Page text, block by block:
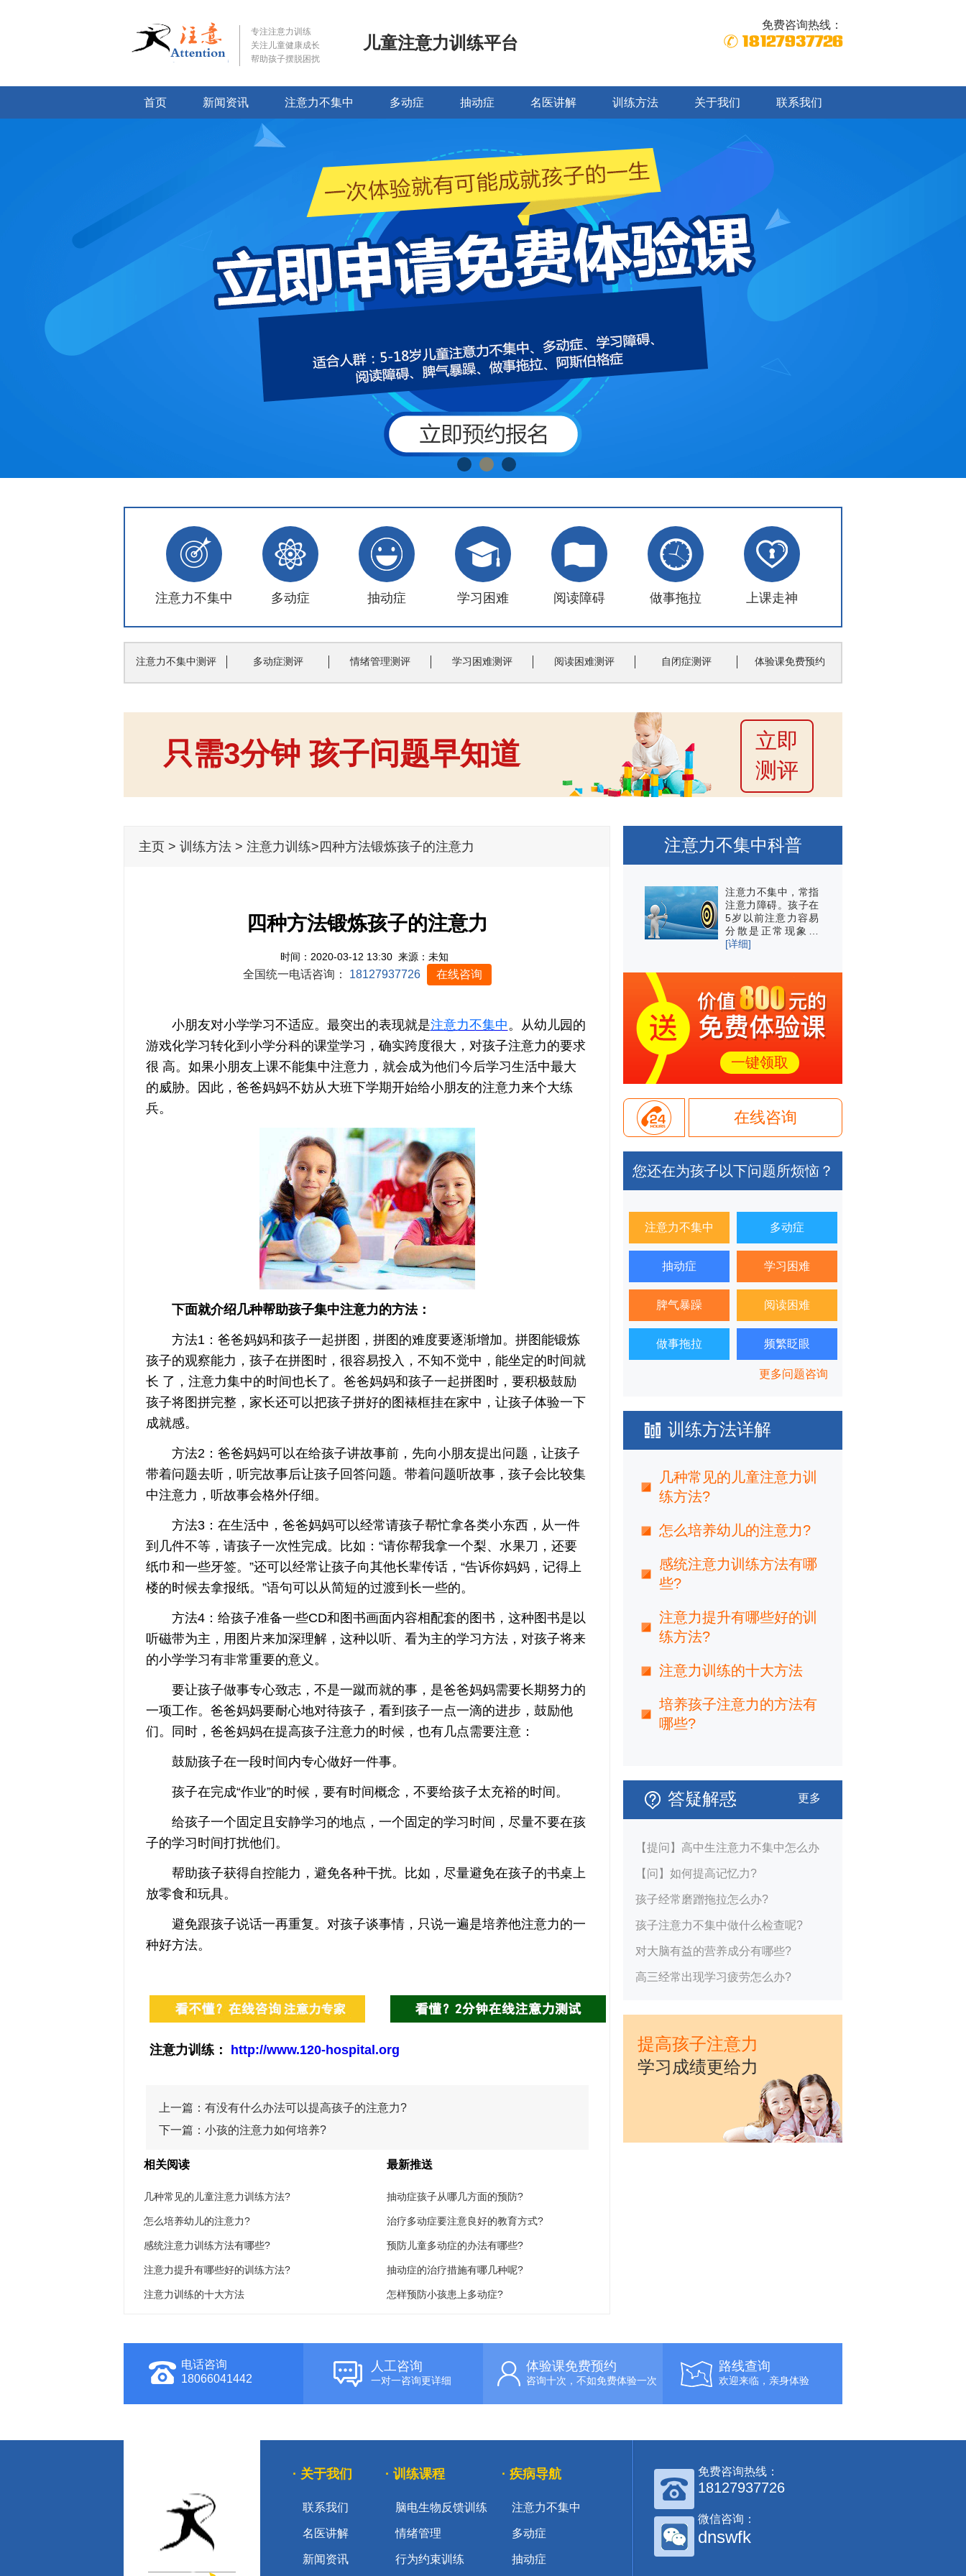
专注注意力训练
关注儿童健康成长
帮助孩子摆脱困扰
儿童注意力训练平台
免费咨询热线：
18127937726
首页 新闻资讯 注意力不集中 多动症 抽动症 名医讲解 训练方法 关于我们 联系我们
注意力不集中 多动症 抽动症 学习困难 阅读障碍 做事拖拉 上课走神
注意力不集中测评 多动症测评 情绪管理测评 学习困难测评 阅读困难测评 自闭症测评 体验课免费预约
只需3分钟 孩子问题早知道
立即
测评
主页 > 训练方法 > 注意力训练>四种方法锻炼孩子的注意力
四种方法锻炼孩子的注意力
时间：2020-03-12 13:30 来源：未知
全国统一电话咨询： 18127937726 在线咨询
小朋友对小学学习不适应。最突出的表现就是注意力不集中。从幼儿园的
游戏化学习转化到小学分科的课堂学习，确实跨度很大，对孩子注意力的要求
很 高。如果小朋友上课不能集中注意力，就会成为他们今后学习生活中最大
的威胁。因此，爸爸妈妈不妨从大班下学期开始给小朋友的注意力来个大练
兵。
下面就介绍几种帮助孩子集中注意力的方法：
方法1：爸爸妈妈和孩子一起拼图，拼图的难度要逐渐增加。拼图能锻炼
孩子的观察能力，孩子在拼图时，很容易投入，不知不觉中，能坐定的时间就
长 了，注意力集中的时间也长了。爸爸妈妈和孩子一起拼图时，要积极鼓励
孩子将图拼完整，家长还可以把孩子拼好的图裱框挂在家中，让孩子体验一下
成就感。
方法2：爸爸妈妈可以在给孩子讲故事前，先向小朋友提出问题，让孩子
带着问题去听，听完故事后让孩子回答问题。带着问题听故事，孩子会比较集
中注意力，听故事会格外仔细。
方法3：在生活中，爸爸妈妈可以经常请孩子帮忙拿各类小东西，从一件
到几件不等，请孩子一次性完成。比如：“请你帮我拿一个梨、水果刀，还要
纸巾和一些牙签。”还可以经常让孩子向其他长辈传话，“告诉你妈妈，记得上
楼的时候去拿报纸。”语句可以从简短的过渡到长一些的。
方法4：给孩子准备一些CD和图书画面内容相配套的图书，这种图书是以
听磁带为主，用图片来加深理解，这种以听、看为主的学习方法，对孩子将来
的小学学习有非常重要的意义。
要让孩子做事专心致志，不是一蹴而就的事，是爸爸妈妈需要长期努力的
一项工作。爸爸妈妈要耐心地对待孩子，看到孩子一点一滴的进步，鼓励他
们。同时，爸爸妈妈在提高孩子注意力的时候，也有几点需要注意：
鼓励孩子在一段时间内专心做好一件事。
孩子在完成“作业”的时候，要有时间概念，不要给孩子太充裕的时间。
给孩子一个固定且安静学习的地点，一个固定的学习时间，尽量不要在孩
子的学习时间打扰他们。
帮助孩子获得自控能力，避免各种干扰。比如，尽量避免在孩子的书桌上
放零食和玩具。
避免跟孩子说话一再重复。对孩子谈事情，只说一遍是培养他注意力的一
种好方法。
注意力训练： http://www.120-hospital.org
上一篇： 有没有什么办法可以提高孩子的注意力?
下一篇： 小孩的注意力如何培养?
相关阅读
几种常见的儿童注意力训练方法?
怎么培养幼儿的注意力?
感统注意力训练方法有哪些?
注意力提升有哪些好的训练方法?
注意力训练的十大方法
最新推送
抽动症孩子从哪几方面的预防?
治疗多动症要注意良好的教育方式?
预防儿童多动症的办法有哪些?
抽动症的治疗措施有哪几种呢?
怎样预防小孩患上多动症?
注意力不集中科普
注意力不集中，常指
注意力障碍。孩子在
5岁以前注意力容易
分散是正常现象…
[详细]
一键领取
在线咨询
您还在为孩子以下问题所烦恼？
注意力不集中 多动症
抽动症 学习困难
脾气暴躁 阅读困难
做事拖拉 频繁眨眼
更多问题咨询
训练方法详解
几种常见的儿童注意力训
练方法?
怎么培养幼儿的注意力?
感统注意力训练方法有哪
些?
注意力提升有哪些好的训
练方法?
注意力训练的十大方法
培养孩子注意力的方法有
哪些?
答疑解惑 更多
【提问】高中生注意力不集中怎么办
【问】如何提高记忆力?
孩子经常磨蹭拖拉怎么办?
孩子注意力不集中做什么检查呢?
对大脑有益的营养成分有哪些?
高三经常出现学习疲劳怎么办?
提高孩子注意力
学习成绩更给力
电话咨询
18066041442
人工咨询
一对一咨询更详细
体验课免费预约
咨询十次，不如免费体验一次
路线查询
欢迎来临，亲身体验
· 关于我们
联系我们
名医讲解
新闻资讯
· 训练课程
脑电生物反馈训练
情绪管理
行为约束训练
· 疾病导航
注意力不集中
多动症
抽动症
免费咨询热线：
18127937726
微信咨询：
dnswfk